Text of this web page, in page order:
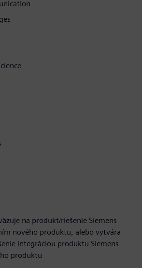
na produkt/riešenie Siemens
nového produktu, alebo vytvára
integráciou produktu Siemens
produktu